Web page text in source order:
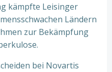
kämpfte Leisinger
Ländern
zur Bekämpfung
bei Novartis